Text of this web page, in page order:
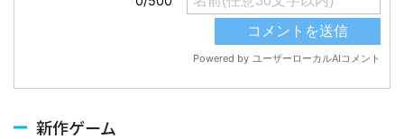
新作ゲーム